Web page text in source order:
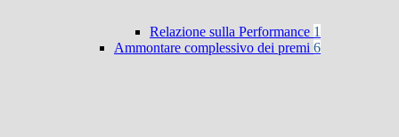
Relazione sulla Performance 1
Ammontare complessivo dei premi 6